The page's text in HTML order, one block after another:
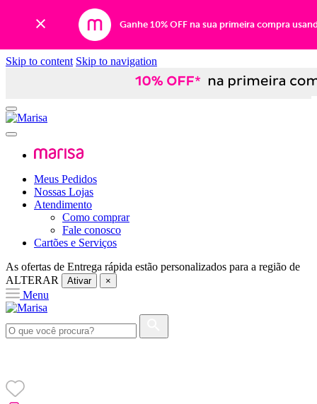
Ganhe 10% OFF na sua primeira compra
Skip to content Skip to navigation
Meus Pedidos
Nossas Lojas
Atendimento
Como comprar
Fale conosco
Cartões e Serviços
As ofertas de Entrega rápida estão personalizados para a região de
ALTERAR
Ativar ×
Menu